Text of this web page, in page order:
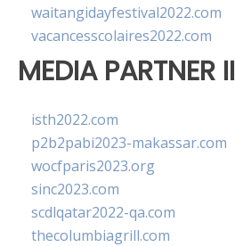
waitangidayfestival2022.com
vacancesscolaires2022.com
MEDIA PARTNER II
isth2022.com
p2b2pabi2023-makassar.com
wocfparis2023.org
sinc2023.com
scdlqatar2022-qa.com
thecolumbiagrill.com